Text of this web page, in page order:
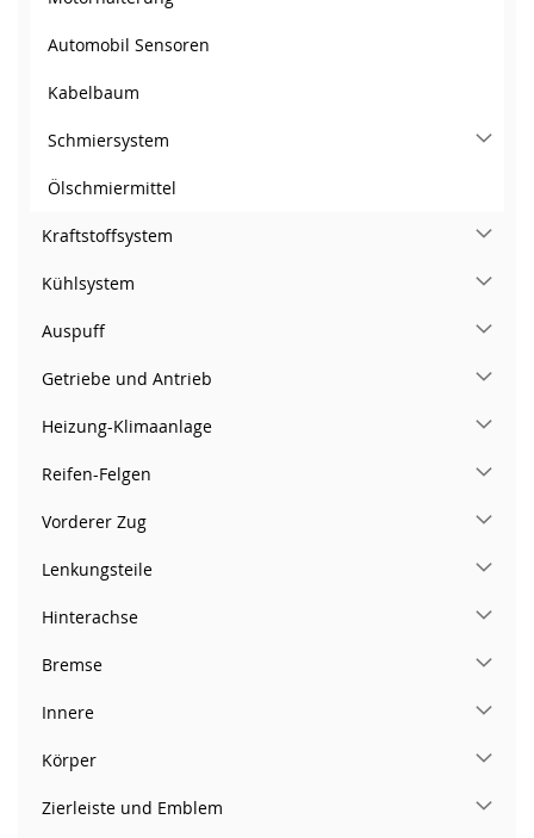
Automobil Sensoren
Kabelbaum
Schmiersystem
Ölschmiermittel
Kraftstoffsystem
Kühlsystem
Auspuff
Getriebe und Antrieb
Heizung-Klimaanlage
Reifen-Felgen
Vorderer Zug
Lenkungsteile
Hinterachse
Bremse
Innere
Körper
Zierleiste und Emblem